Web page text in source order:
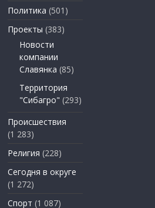
Политика (501)
Проекты (383)
Новости
компании
Славянка (85)
Территория
"Сибагро" (293)
Происшествия
(1 283)
Религия (228)
Сегодня в округе
(1 272)
Спорт (1 087)